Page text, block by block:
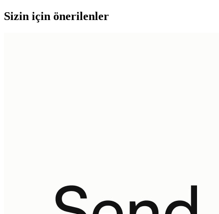
Sizin için önerilenler